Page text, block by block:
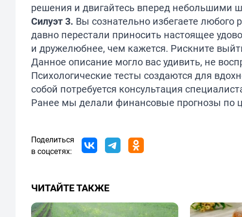
решения и двигайтесь вперед небольшими
Силуэт 3. Вы сознательно избегаете
давно перестали приносить настоящее
и дружелюбнее, чем кажется. Рискните
Данное описание могло вас удивить, не
Психологические тесты создаются для
собой потребуется консультация
Ранее мы делали финансовые прогнозы по
Поделиться
в соцсетях:
ЧИТАЙТЕ ТАКЖЕ